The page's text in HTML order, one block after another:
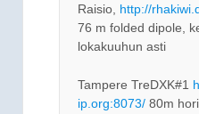
Raisio, http://
76 m folded dipole,
lokakuuhun asti
Tampere TreDXK#1
ip.org:8073/ 80m